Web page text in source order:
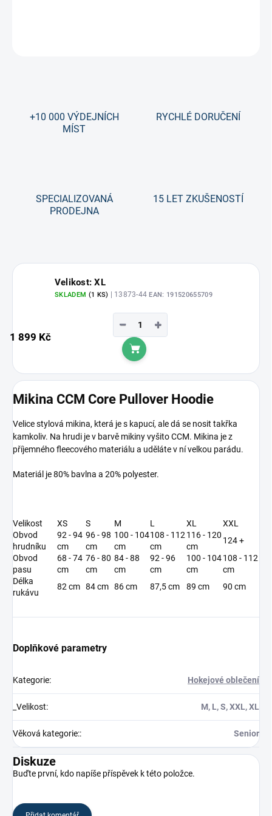
+10 000 VÝDEJNÍCH
MÍST
RYCHLÉ DORUČENÍ
SPECIALIZOVANÁ
PRODEJNA
15 LET ZKUŠENOSTÍ
Velikost: XL
SKLADEM (1 KS) | 13873-44EAN: 191520655709
1 899 Kč
+
−
Do košíku
Mikina CCM Core Pullover Hoodie
Velice stylová mikina, která je s kapucí, ale dá se nosit takřka
kamkoliv. Na hrudi je v barvě mikiny vyšito CCM. Mikina je z
příjemného fleecového materiálu a uděláte v ní velkou parádu.
Materiál je 80% bavlna a 20% polyester.
Velikost XS S M L XL
XXL
Obvod
hrudníku
92 - 94
cm
96 - 98
cm
100 - 104
cm
108 - 112
cm
116 - 120
cm
124 +
Obvod
pasu
68 - 74
cm
76 - 80
cm
84 - 88
cm
92 - 96
cm
100 - 104
cm
108 - 112
cm
Délka
rukávu
82 cm 84 cm 86 cm 87,5 cm 89 cm 90 cm
Doplňkové parametry
Kategorie: Hokejové oblečení
_Velikost: M, L, S, XXL, XL
Věková kategorie:: Senior
Diskuze
Buďte první, kdo napíše příspěvek k této položce.